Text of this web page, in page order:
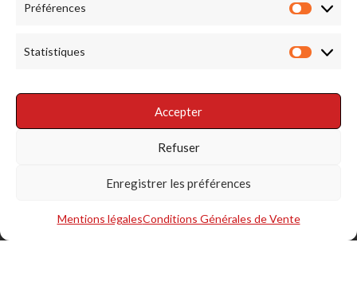
Préférences
Statistiques
Accepter
Refuser
Enregistrer les préférences
Mentions légalesConditions Générales de Vente
S'INSCRIRE À LA NEWSLETTER